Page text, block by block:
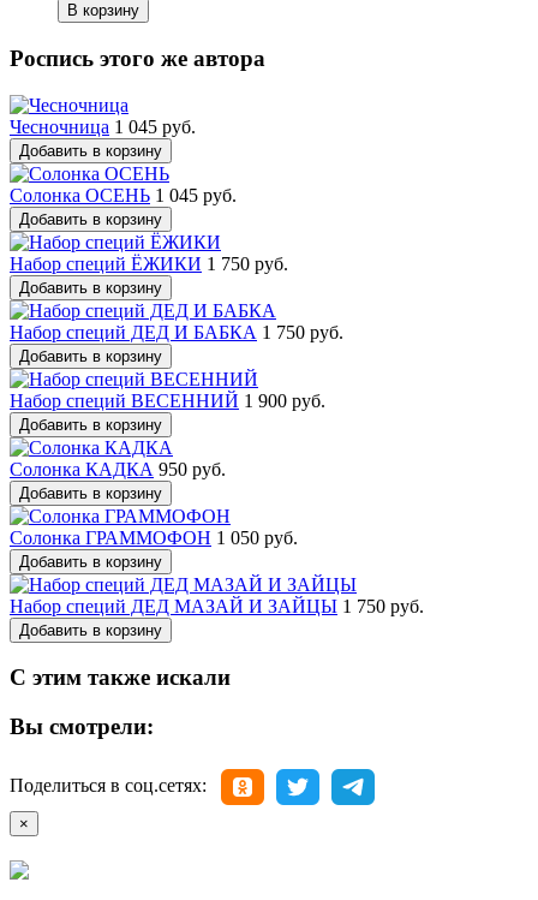
В корзину
Роспись этого же автора
Чесночница 1 045 руб.
Добавить в корзину
Солонка ОСЕНЬ 1 045 руб.
Добавить в корзину
Набор специй ЁЖИКИ 1 750 руб.
Добавить в корзину
Набор специй ДЕД И БАБКА 1 750 руб.
Добавить в корзину
Набор специй ВЕСЕННИЙ 1 900 руб.
Добавить в корзину
Солонка КАДКА 950 руб.
Добавить в корзину
Солонка ГРАММОФОН 1 050 руб.
Добавить в корзину
Набор специй ДЕД МАЗАЙ И ЗАЙЦЫ 1 750 руб.
Добавить в корзину
С этим также искали
Вы смотрели:
Поделиться в соц.сетях:
×